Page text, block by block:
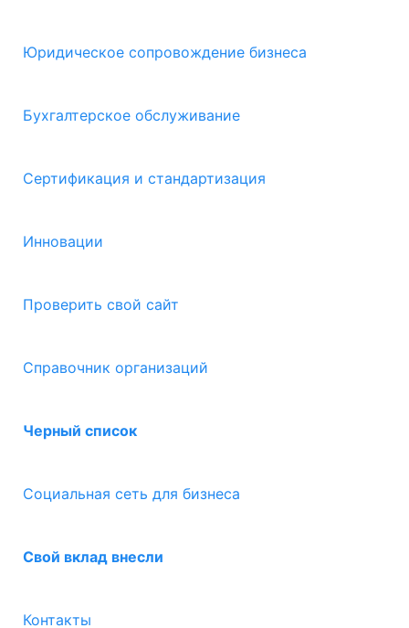
Юридическое сопровождение бизнеса
Бухгалтерское обслуживание
Сертификация и стандартизация
Инновации
Проверить свой сайт
Справочник организаций
Черный список
Социальная сеть для бизнеса
Свой вклад внесли
Контакты